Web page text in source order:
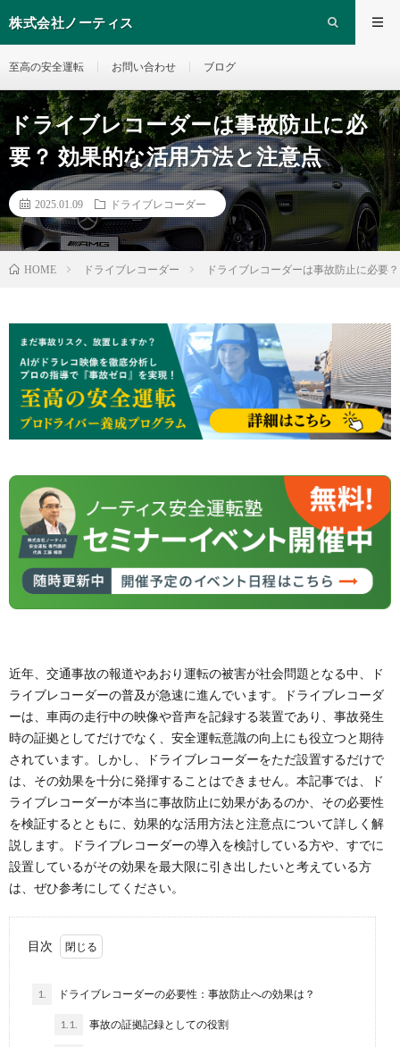
株式会社ノーティス
至高の安全運転 お問い合わせ ブログ
ドライブレコーダーは事故防止に必
要？ 効果的な活用方法と注意点
2025.01.09 ドライブレコーダー
HOME ドライブレコーダー ドライブレコーダーは事故防止に必要
近年、交通事故の報道やあおり運転の被害が社会問題となる中、ド
ライブレコーダーの普及が急速に進んでいます。ドライブレコーダ
ーは、車両の走行中の映像や音声を記録する装置であり、事故発生
時の証拠としてだけでなく、安全運転意識の向上にも役立つと期待
されています。しかし、ドライブレコーダーをただ設置するだけで
は、その効果を十分に発揮することはできません。本記事では、ド
ライブレコーダーが本当に事故防止に効果があるのか、その必要性
を検証するとともに、効果的な活用方法と注意点について詳しく解
説します。ドライブレコーダーの導入を検討している方や、すでに
設置しているがその効果を最大限に引き出したいと考えている方
は、ぜひ参考にしてください。
目次
1. ドライブレコーダーの必要性：事故防止への効果は？
1.1. 事故の証拠記録としての役割